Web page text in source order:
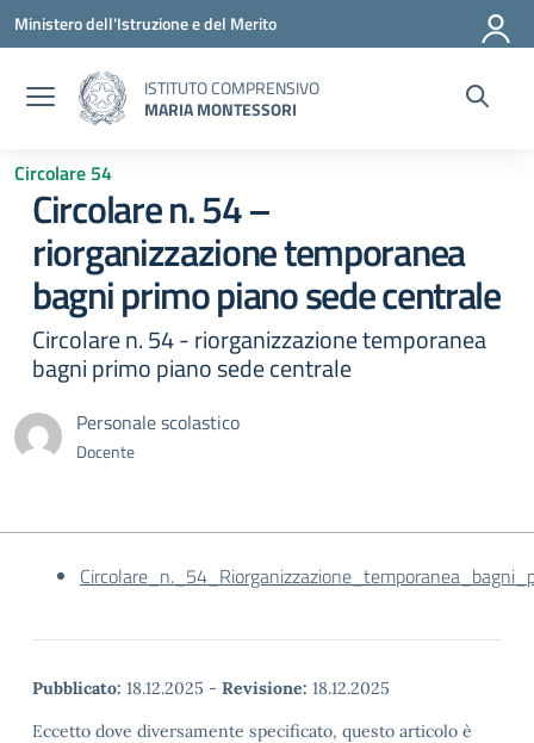
Vai ai contenuti
Vai al menu di navigazione
Vai al footer
Ministero dell'Istruzione e del Merito
ISTITUTO COMPRENSIVO
MARIA MONTESSORI
Circolare 54
Circolare n. 54 –
riorganizzazione temporanea
bagni primo piano sede centrale
Circolare n. 54 - riorganizzazione temporanea
bagni primo piano sede centrale
Personale scolastico
Docente
Pubblicato: 18.12.2025 - Revisione: 18.12.2025
Eccetto dove diversamente specificato, questo articolo è